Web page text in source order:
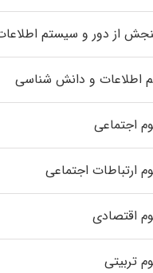
از دور و سیستم
اطلاعات و دانش شناسی
اجتماعی
ارتباطات اجتماعی
اقتصادی
تربیتی